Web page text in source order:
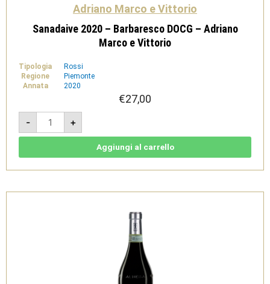
Adriano Marco e Vittorio
Sanadaive 2020 – Barbaresco DOCG – Adriano
Marco e Vittorio
Tipologia
Rossi
Regione
Piemonte
Annata
2020
€27,00
-
Sanadaive
2020
-
Barbaresco
Marco
quantità
+
Aggiungi al carrello